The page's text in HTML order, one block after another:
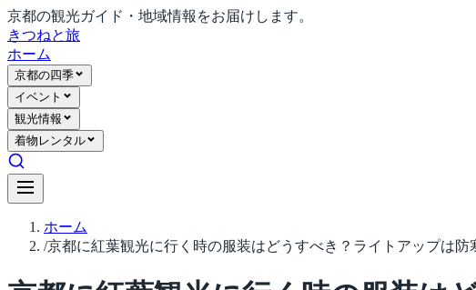
京都の観光ガイド・地域情報をお届けします。
きつねと旅
ホーム
京都の四季
イベント
観光情報
着物レンタル
ホーム
/京都に紅葉観光に行く時の服装はどうすべき？ライトアップは防